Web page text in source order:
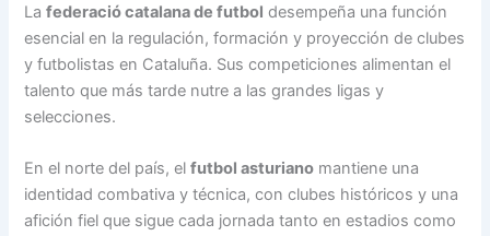
Lafederació catalana de futbol desempeña una función
esencial en la regulación, formación y proyección de clubes
y futbolistas en Cataluña. Sus competiciones alimentan el
talento que más tarde nutre a las grandes ligas y
selecciones.
En el norte del país, elfutbol asturiano mantiene una
identidad combativa y técnica, con clubes históricos y una
afición fiel que sigue cada jornada tanto en estadios como